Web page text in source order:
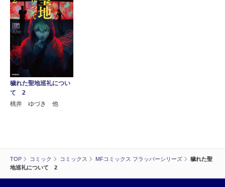
TOP コミック コミックス MFコミックス フラッパーシリーズ
穢れた聖
地巡礼について 2
穢れた聖地巡礼につい
て 2
桃井 ゆづき 他